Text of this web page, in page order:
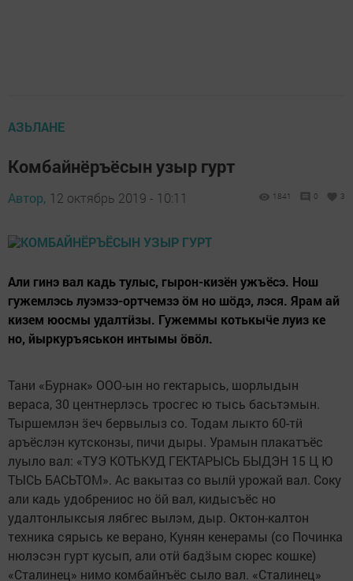
АЗЬЛАНЕ
Комбайнёръёсын узыр гурт
Автор, 12 октябрь 2019 - 10:11 1841 0 3
Али гинэ вал кадь тулыс, гырон-кизён ужъёсэ. Нош
гужемлэсь луэмзэ-ортчемзэ ӧм но шӧдэ, лэся. Ярам ай
кизем юосмы удалтӥзы. Гужеммы котькыӵе луиз ке
но, йыркуръяськон интымы ӧвӧл.
Тани «Бурнак» ООО-ын но гектарысь, шорлыдын
вераса, 30 центнерлэсь тросгес ю тысь басьтэмын.
Тыршемлэн ӟеч бервылыз со. Тодам лыкто 60-тӥ
аръёслэн кутсконзы, пичи дыры. Урамын плакатъёс
луыло вал: «ТУЭ КОТЬКУД ГЕКТАРЫСЬ БЫДЭН 15 Ц Ю
ТЫСЬ БАСЬТОМ». Ас вакытаз со вылӥ урожай вал. Соку
али кадь удобрениос но ӧй вал, кидысъёс но
удалтонлыксыя лябгес вылэм, дыр. Октон-калтон
техника сярысь ке верано, Кунян кенерамы (со Починка
нюлэсэн гурт кусып, али отӥ бадӟым сюрес кошке)
«Сталинец» нимо комбайнъёс сыло вал. «Сталинец»